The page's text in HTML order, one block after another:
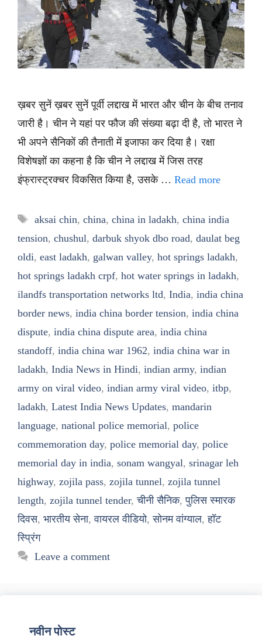
ख़बर सुनें ख़बर सुनें पूर्वी लद्दाख में भारत और चीन के बीच तनाव
जारी है। चीन ने यहां पर फौज की संख्या बढ़ा दी है, तो भारत ने
भी अपने सैनिकों की तैनाती में इजाफा कर दिया है। रक्षा
विशेषज्ञों का कहना है कि चीन ने लद्दाख में जिस तरह
इंफ्रास्ट्रक्चर विकसित किया है, उसके … Read more
Tags
aksai chin, china, china in ladakh, china india
tension, chushul, darbuk shyok dbo road, daulat beg
oldi, east ladakh, galwan valley, hot springs ladakh,
hot springs ladakh crpf, hot water springs in ladakh,
ilandfs transportation networks ltd, India, india china
border news, india china border tension, india china
dispute, india china dispute area, india china
standoff, india china war 1962, india china war in
ladakh, India News in Hindi, indian army, indian
army on viral video, indian army viral video, itbp,
ladakh, Latest India News Updates, mandarin
language, national police memorial, police
commemoration day, police memorial day, police
memorial day in india, sonam wangyal, srinagar leh
highway, zojila pass, zojila tunnel, zojila tunnel
length, zojila tunnel tender,चीनी सैनिक,पुलिस स्मारक
दिवस, भारतीय सेना,वायरल वीडियो,सोनम वांग्याल,हॉट
स्प्रिंग
Leave a comment
नवीन पोस्ट